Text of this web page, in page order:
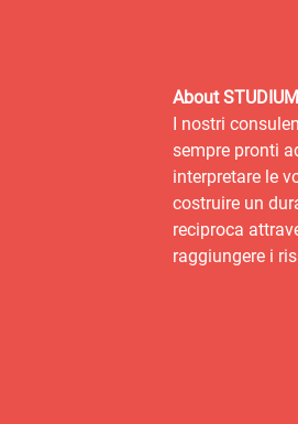
About STUDIUM
I nostri
sempre pronti
interpretare le
costruire un
reciproca
raggiungere i